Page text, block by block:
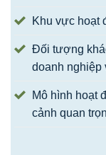
Khu vực hoạt
Đối tượng
doanh nghiệp
Mô hình hoạt
cảnh quan